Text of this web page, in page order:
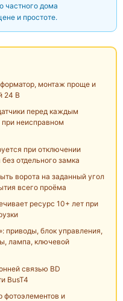
частного дома
и простоте.
монтаж проще и
24 В
перед каждым
неисправном
при отключении
отдельного замка
ворота на заданный угол
всего проёма
ресурс 10+ лет при
приводы, блок управления,
лампа, ключевой
связью BD
BusT4
фотоэлементов и